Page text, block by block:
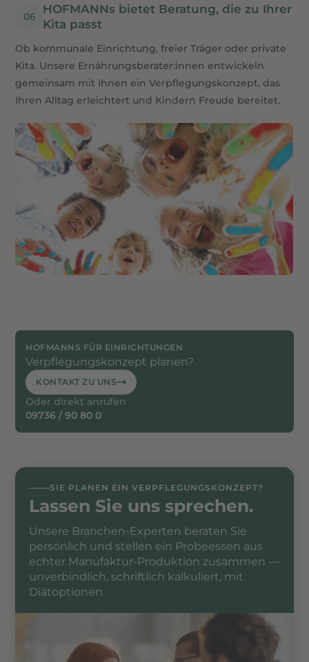
HOFMANNs bietet Beratung, die zu Ihrer
Kita passt
Ob kommunale Einrichtung, freier Träger oder private
Kita. Unsere Ernährungsberater:innen entwickeln
gemeinsam mit Ihnen ein Verpflegungskonzept, das
Ihren Alltag erleichtert und Kindern Freude bereitet.
HOFMANNS FÜR EINRICHTUNGEN
Verpflegungskonzept planen?
KONTAKT ZU UNS
Oder direkt anrufen
09736 / 90 80 0
SIE PLANEN EIN VERPFLEGUNGSKONZEPT?
Lassen Sie uns sprechen.
Unsere Branchen-Experten beraten Sie
persönlich und stellen ein Probeessen aus
echter Manufaktur-Produktion zusammen —
unverbindlich, schriftlich kalkuliert, mit
Diätoptionen.